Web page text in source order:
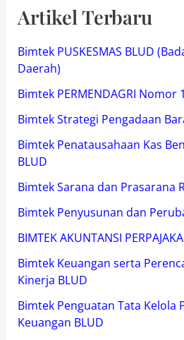
Artikel Terbaru
Bimtek PUSKESMAS BLUD
Daerah)
Bimtek PERMENDAGRI Nomor
Bimtek Strategi Pengadaan
Bimtek Penatausahaan Kas
BLUD
Bimtek Sarana dan Prasarana
Bimtek Penyusunan dan
BIMTEK AKUNTANSI
Bimtek Keuangan serta
Kinerja BLUD
Bimtek Penguatan Tata Kelola
Keuangan BLUD